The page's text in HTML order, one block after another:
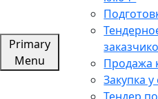
Primary
Menu
Продажа
Закупка